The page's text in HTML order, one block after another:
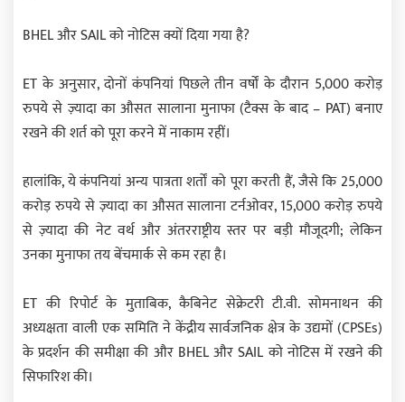
BHEL और SAIL को नोटिस क्यों दिया गया है?
ET के अनुसार, दोनों कंपनियां पिछले तीन वर्षों के दौरान 5,000 करोड़
रुपये से ज़्यादा का औसत सालाना मुनाफा (टैक्स के बाद – PAT) बनाए
रखने की शर्त को पूरा करने में नाकाम रहीं।
हालांकि, ये कंपनियां अन्य पात्रता शर्तों को पूरा करती हैं, जैसे कि 25,000
करोड़ रुपये से ज़्यादा का औसत सालाना टर्नओवर, 15,000 करोड़ रुपये
से ज़्यादा की नेट वर्थ और अंतरराष्ट्रीय स्तर पर बड़ी मौजूदगी; लेकिन
उनका मुनाफा तय बेंचमार्क से कम रहा है।
ET की रिपोर्ट के मुताबिक, कैबिनेट सेक्रेटरी टी.वी. सोमनाथन की
अध्यक्षता वाली एक समिति ने केंद्रीय सार्वजनिक क्षेत्र के उद्यमों (CPSEs)
के प्रदर्शन की समीक्षा की और BHEL और SAIL को नोटिस में रखने की
सिफारिश की।